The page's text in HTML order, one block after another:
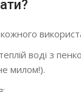
кожного
воді з
милом!).